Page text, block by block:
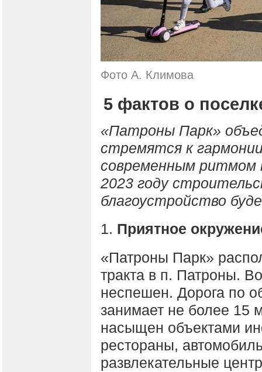
Фото А. Климова
5 фактов о
«Патроны Парк»
стремятся к
современным ритмом
2023 году
благоустройство
1. Приятное
«Патроны Парк»
тракта в п. Патроны.
неспешен. Дорога по
занимает не более 15
насыщен объектами
рестораны,
развлекательные